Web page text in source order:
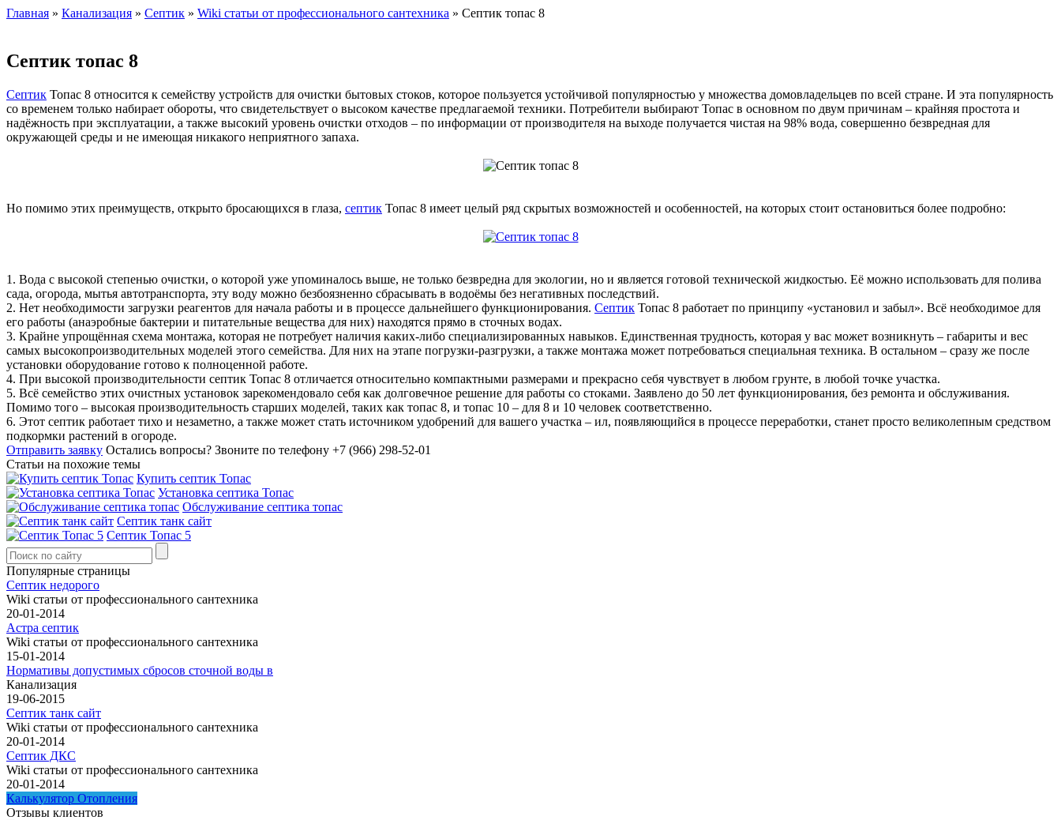
Главная » Канализация » Септик » Wiki статьи от профессионального сантехника » Септик топас 8
Септик топас 8
Септик Топас 8 относится к семейству устройств для очистки бытовых стоков, которое пользуется устойчивой популярностью у множества домовладельцев по всей стране. И эта популярность
со временем только набирает обороты, что свидетельствует о высоком качестве предлагаемой техники. Потребители выбирают Топас в основном по двум причинам – крайняя простота и
надёжность при эксплуатации, а также высокий уровень очистки отходов – по информации от производителя на выходе получается чистая на 98% вода, совершенно безвредная для
окружающей среды и не имеющая никакого неприятного запаха.
Но помимо этих преимуществ, открыто бросающихся в глаза, септик Топас 8 имеет целый ряд скрытых возможностей и особенностей, на которых стоит остановиться более подробно:
1. Вода с высокой степенью очистки, о которой уже упоминалось выше, не только безвредна для экологии, но и является готовой технической жидкостью. Её можно использовать для полива
сада, огорода, мытья автотранспорта, эту воду можно безбоязненно сбрасывать в водоёмы без негативных последствий.
2. Нет необходимости загрузки реагентов для начала работы и в процессе дальнейшего функционирования. Септик Топас 8 работает по принципу «установил и забыл». Всё необходимое для
его работы (анаэробные бактерии и питательные вещества для них) находятся прямо в сточных водах.
3. Крайне упрощённая схема монтажа, которая не потребует наличия каких-либо специализированных навыков. Единственная трудность, которая у вас может возникнуть – габариты и вес
самых высокопроизводительных моделей этого семейства. Для них на этапе погрузки-разгрузки, а также монтажа может потребоваться специальная техника. В остальном – сразу же после
установки оборудование готово к полноценной работе.
4. При высокой производительности септик Топас 8 отличается относительно компактными размерами и прекрасно себя чувствует в любом грунте, в любой точке участка.
5. Всё семейство этих очистных установок зарекомендовало себя как долговечное решение для работы со стоками. Заявлено до 50 лет функционирования, без ремонта и обслуживания.
Помимо того – высокая производительность старших моделей, таких как топас 8, и топас 10 – для 8 и 10 человек соответственно.
6. Этот септик работает тихо и незаметно, а также может стать источником удобрений для вашего участка – ил, появляющийся в процессе переработки, станет просто великолепным средством
подкормки растений в огороде.
Отправить заявку Остались вопросы? Звоните по телефону +7 (966) 298-52-01
Статьи на похожие темы
Купить септик Топас
Установка септика Топас
Обслуживание септика топас
Септик танк сайт
Септик Топас 5
Популярные страницы
Септик недорого
Wiki статьи от профессионального сантехника
20-01-2014
Астра септик
Wiki статьи от профессионального сантехника
15-01-2014
Нормативы допустимых сбросов сточной воды в
Канализация
19-06-2015
Септик танк сайт
Wiki статьи от профессионального сантехника
20-01-2014
Септик ДКС
Wiki статьи от профессионального сантехника
20-01-2014
Калькулятор Отопления
Отзывы клиентов